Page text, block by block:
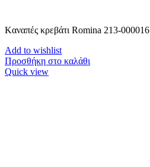
Kαναπές κρεβάτι Romina 213-000016
Add to wishlist
Προσθήκη στο καλάθι
Quick view